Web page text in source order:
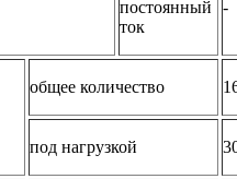
постоянный
ток
-
общее количество
под нагрузкой